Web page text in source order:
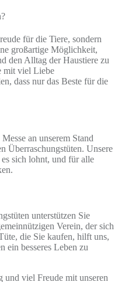
für die Tiere, sondern
großartige Möglichkeit,
den Alltag der Haustiere zu
mit viel Liebe
dass nur das Beste für die
an unserem Stand
Überraschungstüten. Unsere
sich lohnt, und für alle
unterstützen Sie
Verein, der sich
die Sie kaufen, hilft uns,
ein besseres Leben zu
viel Freude mit unseren